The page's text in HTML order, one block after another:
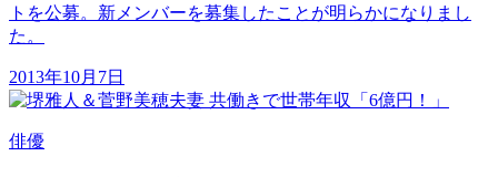
トを公募。新メンバーを募集したことが明らかになりまし
た。
2013年10月7日
俳優